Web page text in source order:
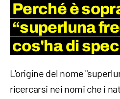
Perché è
“superluna
cos'ha di
L'origine del nome
ricercarsi nei nomi che i